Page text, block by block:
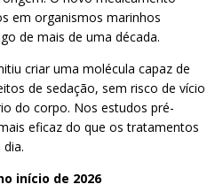
em organismos marinhos
de mais de uma década.
criar uma molécula capaz de
de sedação, sem risco de vício
do corpo. Nos estudos pré-
eficaz do que os tratamentos
início de 2026